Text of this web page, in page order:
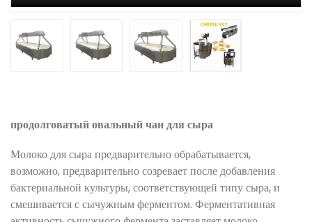
продолговатый овальный чан для сыра
Молоко для сыра предварительно обрабатывается,
возможно, предварительно созревает после добавления
бактериальной культуры, соответствующей типу сыра, и
смешивается с сычужным ферментом. Ферментативная